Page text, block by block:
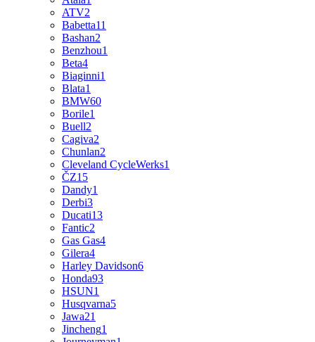
ATV2
Babetta11
Bashan2
Benzhou1
Beta4
Biaginni1
Blata1
BMW60
Borile1
Buell2
Cagiva2
Chunlan2
Cleveland CycleWerks1
ČZ15
Dandy1
Derbi3
Ducati13
Fantic2
Gas Gas4
Gilera4
Harley Davidson6
Honda93
HSUN1
Husqvarna5
Jawa21
Jincheng1